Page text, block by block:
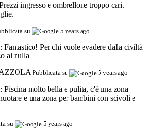
Prezzi ingresso e ombrellone troppo cari.
su 5 years ago
Fantastico! Per chi vuole evadere dalla civiltà
al nulla
Pubblicata su 5 years ago
Piscina molto bella e pulita, c'è una zona
e una zona per bambini con scivoli e
su 5 years ago